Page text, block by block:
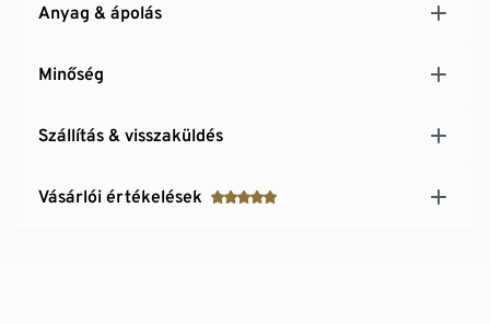
Anyag & ápolás
Minőség
Szállítás & visszaküldés
Vásárlói értékelések